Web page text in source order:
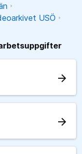
USÖ
arrow_forward
arrow_forward